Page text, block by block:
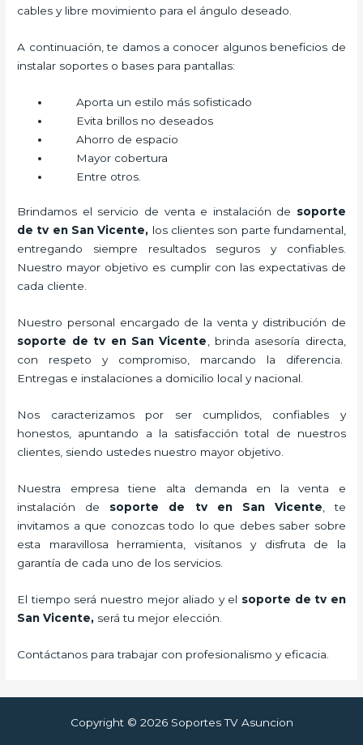
cables y libre movimiento para el ángulo deseado.
A continuación, te damos a conocer algunos beneficios de
instalar soportes o bases para pantallas:
Aporta un estilo más sofisticado
Evita brillos no deseados
Ahorro de espacio
Mayor cobertura
Entre otros.
Brindamos el servicio de venta e instalación de soporte
de tv en San Vicente, los clientes son parte fundamental,
entregando siempre resultados seguros y confiables.
Nuestro mayor objetivo es cumplir con las expectativas de
cada cliente.
Nuestro personal encargado de la venta y distribución de
soporte de tv en San Vicente, brinda asesoría directa,
con respeto y compromiso, marcando la diferencia.
Entregas e instalaciones a domicilio local y nacional.
Nos caracterizamos por ser cumplidos, confiables y
honestos, apuntando a la satisfacción total de nuestros
clientes, siendo ustedes nuestro mayor objetivo.
Nuestra empresa tiene alta demanda en la venta e
instalación de soporte de tv en San Vicente , te
invitamos a que conozcas todo lo que debes saber sobre
esta maravillosa herramienta, visítanos y disfruta de la
garantía de cada uno de los servicios.
El tiempo será nuestro mejor aliado y el soporte de tv en
San Vicente, será tu mejor elección.
Contáctanos para trabajar con profesionalismo y eficacia.
Copyright © 2026 Soportes TV Asuncion